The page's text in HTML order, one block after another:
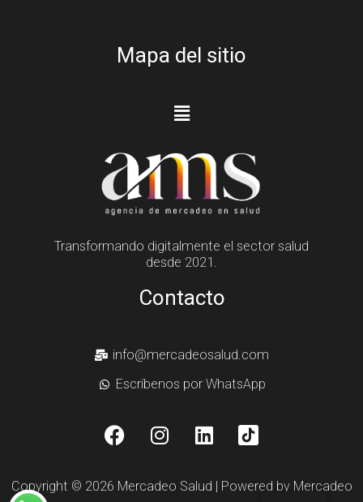
Mapa del sitio
Transformando digitalmente el sector salud
desde 2021.
Contacto
info@mercadeosalud.com
Escríbenos por WhatsApp
Copyright © 2026 Mercadeo Salud | Powered by Mercadeo